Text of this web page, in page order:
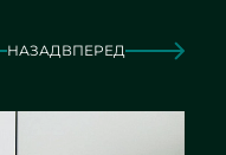
НАЗАДВПЕРЕД